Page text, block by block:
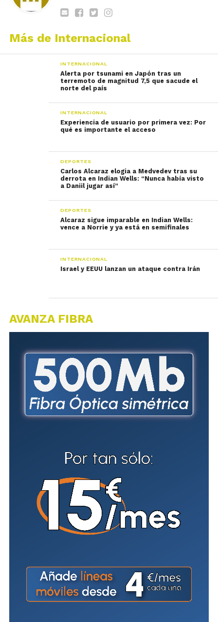
Más de Internacional
INTERNACIONAL
Alerta por tsunami en Japón tras un
terremoto de magnitud 7,5 que sacude el
norte del país
INTERNACIONAL
Experiencia de usuario por primera vez: Por
qué es importante el acceso
DEPORTES
Carlos Alcaraz elogia a Medvedev tras su
derrota en Indian Wells: “Nunca había visto
a Daniil jugar así”
DEPORTES
Alcaraz sigue imparable en Indian Wells:
vence a Norrie y ya está en semifinales
INTERNACIONAL
Israel y EEUU lanzan un ataque contra Irán
AVANZA FIBRA